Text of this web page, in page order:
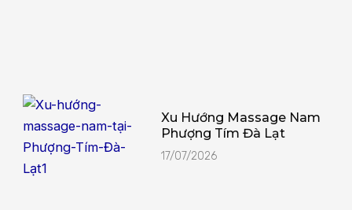
Xu Hướng Massage Nam
Phượng Tím Đà Lạt
17/07/2026